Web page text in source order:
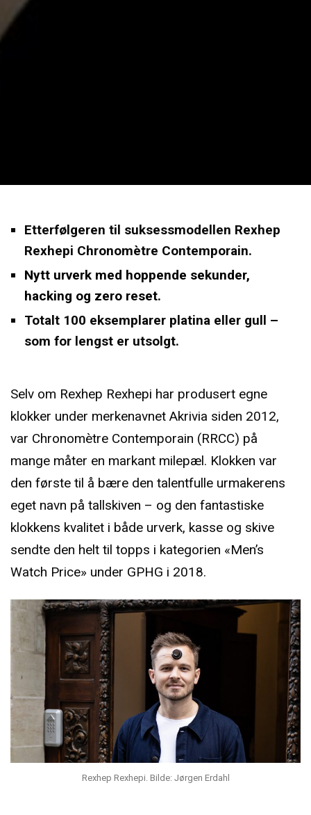
Etterfølgeren til suksessmodellen Rexhep
Rexhepi Chronomètre Contemporain.
Nytt urverk med hoppende sekunder,
hacking og zero reset.
Totalt 100 eksemplarer platina eller gull –
som for lengst er utsolgt.
Selv om Rexhep Rexhepi har produsert egne
klokker under merkenavnet Akrivia siden 2012,
var Chronomètre Contemporain (RRCC) på
mange måter en markant milepæl. Klokken var
den første til å bære den talentfulle urmakerens
eget navn på tallskiven – og den fantastiske
klokkens kvalitet i både urverk, kasse og skive
sendte den helt til topps i kategorien «Men’s
Watch Price» under GPHG i 2018.
Rexhep Rexhepi. Bilde: Jørgen Erdahl